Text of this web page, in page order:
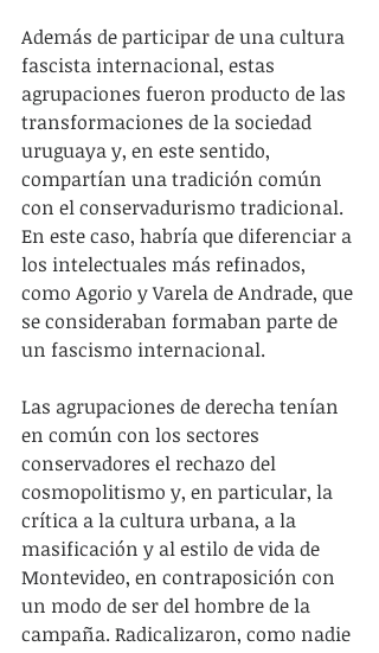
Además de participar de una cultura
fascista internacional, estas
agrupaciones fueron producto de las
transformaciones de la sociedad
uruguaya y, en este sentido,
compartían una tradición común
con el conservadurismo tradicional.
En este caso, habría que diferenciar a
los intelectuales más refinados,
como Agorio y Varela de Andrade, que
se consideraban formaban parte de
un fascismo internacional.
Las agrupaciones de derecha tenían
en común con los sectores
conservadores el rechazo del
cosmopolitismo y, en particular, la
crítica a la cultura urbana, a la
masificación y al estilo de vida de
Montevideo, en contraposición con
un modo de ser del hombre de la
campaña. Radicalizaron, como nadie